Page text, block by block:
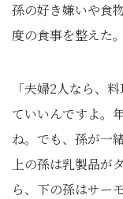
孫の好き嫌いや食
度の食事を整えた。
「夫婦2人なら、
ていいんですよ。
ね。でも、孫が一
上の孫は乳製品が
ら、下の孫はサー